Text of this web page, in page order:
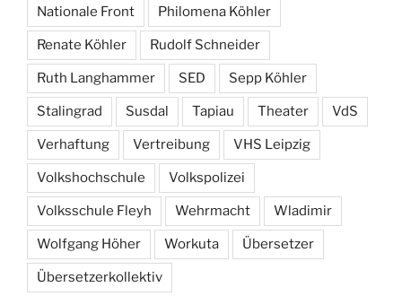
Nationale Front Philomena Köhler
Renate Köhler Rudolf Schneider
Ruth Langhammer SED Sepp Köhler
Stalingrad Susdal Tapiau Theater VdS
Verhaftung Vertreibung VHS Leipzig
Volkshochschule Volkspolizei
Volksschule Fleyh Wehrmacht Wladimir
Wolfgang Höher Workuta Übersetzer
Übersetzerkollektiv